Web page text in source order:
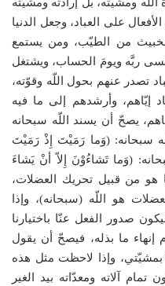
على العباد، وجعل الدنيا
الخبيث من الطيّب، ومن يستمع
ربَّه ويومَ الحساب، ويشتغل
تصدر عنهم بحول اللّه وقوّته،
إيّاهم، وأرشدهم إلى ما فيه
يصحّ أن يسند اللّه سبحانه
سبحانه: (وَما رَمَيْتَ إِذْ رَمَيْتَ
وقوله سبحانه: (وَما تَشاءُوْنَ إِلاّ أنْ يَشاءَ
هو من قبيل تحريك العضلات،
هو اللّه (سبحانه)، وإذا
صدور الفعل عنّا باختيارنا
إنهاء ما بذله، فيصحّ أن يقول
بمشيّتي، وإذا لاحظت مثل هذه
آلاته ومعدّاته بيد الغير